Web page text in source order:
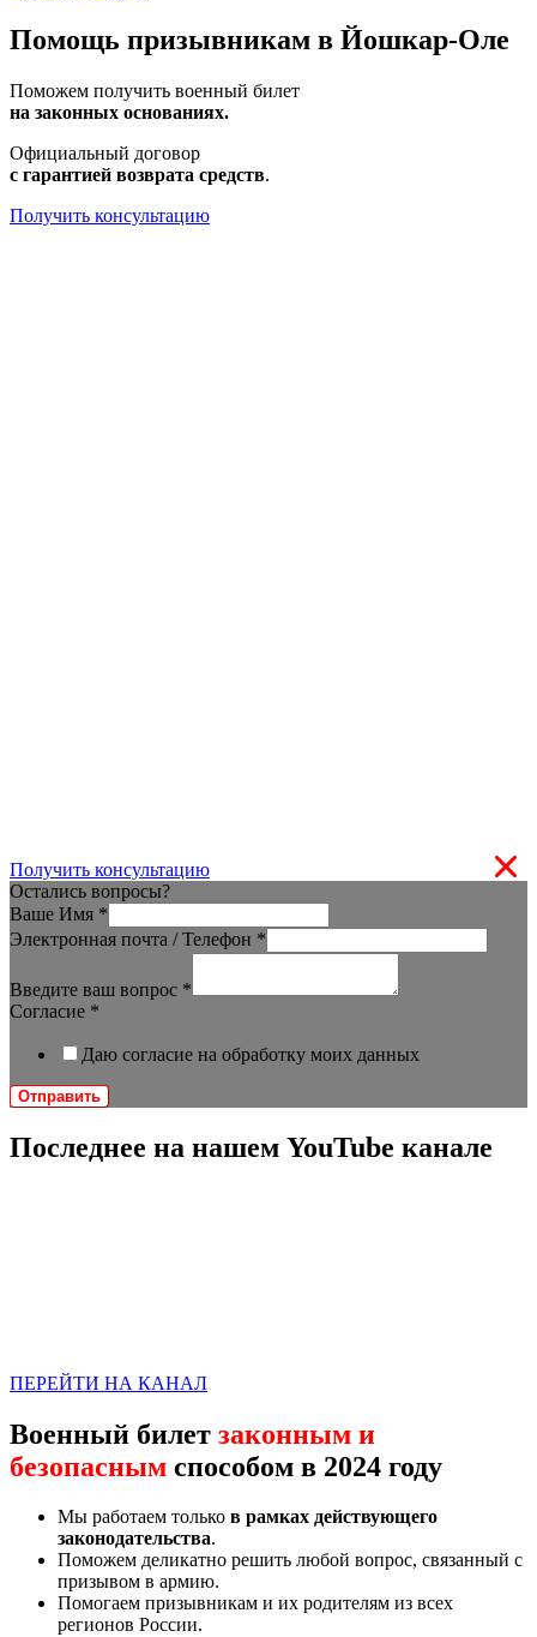
Помощь призывникам в Йошкар-Оле
Поможем получить военный билет
на законных основаниях.
Официальный договор
с гарантией возврата средств.
Получить консультацию
Получить консультацию
Остались вопросы?
Ваше Имя *
Электронная почта / Телефон *
Введите ваш вопрос *
Согласие *
Даю согласие на обработку моих данных
Отправить
Последнее на нашем YouTube канале
ПЕРЕЙТИ НА КАНАЛ
Военный билет законным и
безопасным способом в 2024 году
Мы работаем только в рамках действующего
законодательства.
Поможем деликатно решить любой вопрос, связанный с
призывом в армию.
Помогаем призывникам и их родителям из всех
регионов России.